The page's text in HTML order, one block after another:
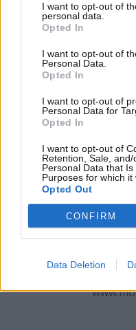
I want to opt-out of
personal data.
Opted In
I want to opt-out of
Personal Data.
Opted In
I want to opt-out of
Personal Data for
Opted In
I want to opt-out of
Retention, Sale,
Personal Data that
Purposes for which it
Opted Out
CONFIRM
Data Deletion
questi i lati positivi dei
non andare oltre le
Auto con vetri